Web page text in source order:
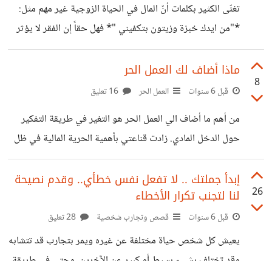
أنجزته. *من الأهداف التي حققتها:* 1. حصلت على شهادتي
الجامعية بتخصص علم الحاسوب بتقدير امتياز 2. التحقت
بالعديد من
تغنّى الكثير بكلمات أنّ المال في الحياة الزوجية غير مهم مثل:
*"من ايدك خبزة وزيتون بتكفيني "* فهل حقاً إن الفقر لا يؤثر
على الحياة الزوجية في ظل وجود شريك حياة يحبك ويهتم
بك؟ أم هي مجرد كلمات كتبها أحدهم وهو يتناول إفطاره الذي
يحوي ما لذ وطاب، لمجرد أراد كتابة كلمات لإغنية؟ تمر الحياة
ومايلبث أن يخسر كل مالديه ويعيش في حالة فقر، أو أن يكون
فقيراً ثم يغنيه الله.
8
ماذا أضاف لك العمل الحر
قبل 6 سنوات العمل الحر
من أهم ما أضاف الي العمل الحر هو التغير في طريقة التفكير
حول الدخل المادي. زادت قناعتي بأهمية الحرية المالية في ظل
مشاهدتي لسعي الكثير لفتح مصادر دخل جديدة من خلال
التطبيقات والمواقع الإلكترونية والمتاجر والمشاريع الأخرى التي
تعرفت عليها هنا *وأنت.. ماذا أضاف لك العمل الحر ؟*
26
إبدأ جملتك .. لا تفعل نفس خطأي.. وقدم نصيحة
لنا لتجنب تكرار الأخطاء
قبل 6 سنوات قصص وتجارب شخصية
يعيش كل شخص حياة مختلفة عن غيره ويمر بتجارب قد تتشابه